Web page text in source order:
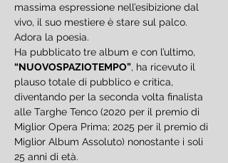
massima espressione nell’esibizione dal
vivo, il suo mestiere è stare sul palco.
Adora la poesia.
Ha pubblicato tre album e con l’ultimo,
“NUOVOSPAZIOTEMPO”, ha ricevuto il
plauso totale di pubblico e critica,
diventando per la seconda volta finalista
alle Targhe Tenco (2020 per il premio di
Miglior Opera Prima; 2025 per il premio di
Miglior Album Assoluto) nonostante i soli
25 anni di età.